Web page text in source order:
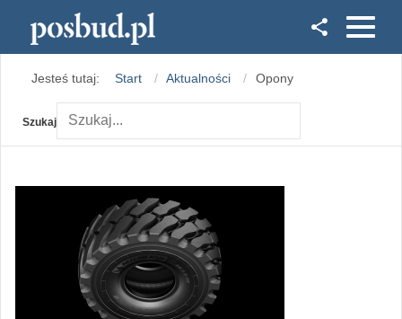
Instagram
Jesteś tutaj: Start Aktualności Opony
Szukaj